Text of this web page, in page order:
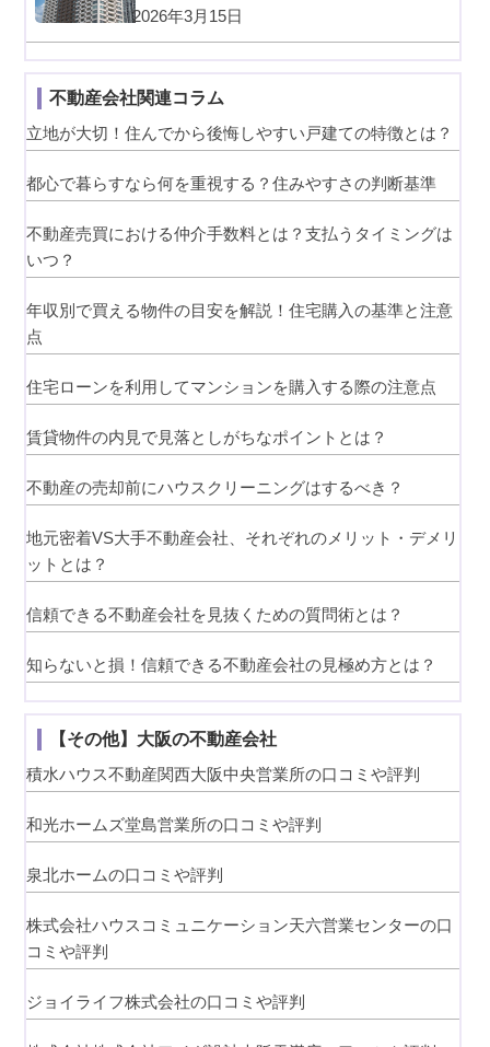
2026年3月15日
不動産会社関連コラム
立地が大切！住んでから後悔しやすい戸建ての特徴とは？
都心で暮らすなら何を重視する？住みやすさの判断基準
不動産売買における仲介手数料とは？支払うタイミングは
いつ？
年収別で買える物件の目安を解説！住宅購入の基準と注意
点
住宅ローンを利用してマンションを購入する際の注意点
賃貸物件の内見で見落としがちなポイントとは？
不動産の売却前にハウスクリーニングはするべき？
地元密着VS大手不動産会社、それぞれのメリット・デメリ
ットとは？
信頼できる不動産会社を見抜くための質問術とは？
知らないと損！信頼できる不動産会社の見極め方とは？
【その他】大阪の不動産会社
積水ハウス不動産関西大阪中央営業所の口コミや評判
和光ホームズ堂島営業所の口コミや評判
泉北ホームの口コミや評判
株式会社ハウスコミュニケーション天六営業センターの口
コミや評判
ジョイライフ株式会社の口コミや評判